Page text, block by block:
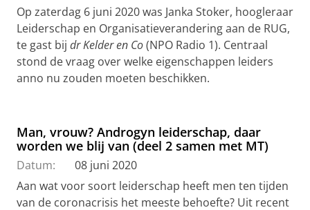
Op zaterdag 6 juni 2020 was Janka Stoker, hoogleraar
Leiderschap en Organisatieverandering aan de RUG,
te gast bij dr Kelder en Co(NPO Radio 1). Centraal
stond de vraag over welke eigenschappen leiders
anno nu zouden moeten beschikken.
Man, vrouw? Androgyn leiderschap, daar
worden we blij van (deel 2 samen met MT)
Datum:
08 juni 2020
Aan wat voor soort leiderschap heeft men ten tijden
van de coronacrisis het meeste behoefte? Uit recent